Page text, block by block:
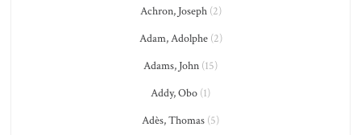
Achron, Joseph(2)
Adam, Adolphe(2)
Adams, John (15)
Addy, Obo (1)
Adès, Thomas (5)